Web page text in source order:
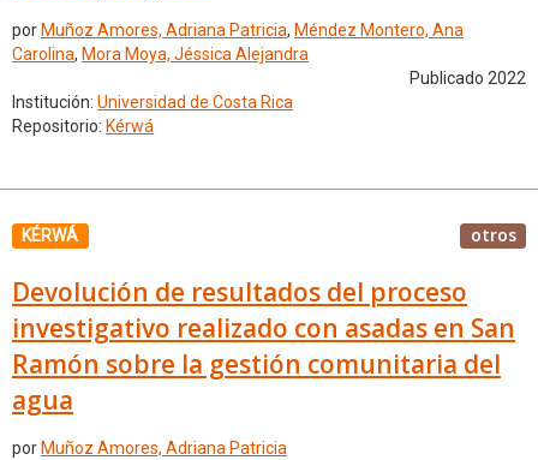
por Muñoz Amores, Adriana Patricia, Méndez Montero, Ana
Carolina, Mora Moya, Jéssica Alejandra
Publicado 2022
Institución: Universidad de Costa Rica
Repositorio: Kérwá
KÉRWÁ otros
Devolución de resultados del proceso
investigativo realizado con asadas en San
Ramón sobre la gestión comunitaria del
agua
por Muñoz Amores, Adriana Patricia